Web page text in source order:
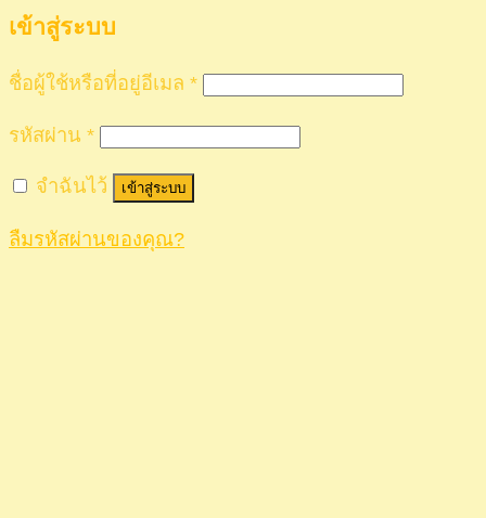
เข้าสู่ระบบ
ชื่อผู้ใช้หรือที่อยู่อีเมล *
รหัสผ่าน *
จำฉันไว้ เข้าสู่ระบบ
ลืมรหัสผ่านของคุณ?